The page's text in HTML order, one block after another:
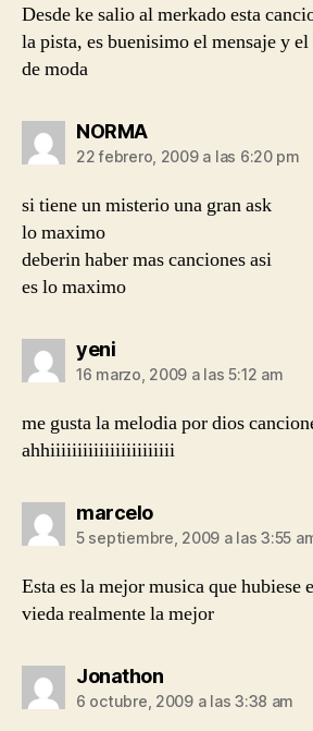
Desde ke salio al merkado esta
la pista, es buenisimo el mensaje y
de moda
NORMAdice:
22 febrero, 2009 a las 6:20 pm
si tiene un misterio una gran ask
lo maximo
deberin haber mas canciones asi
es lo maximo
yenidice:
16 marzo, 2009 a las 5:12 am
me gusta la melodia por dios
ahhiiiiiiiiiiiiiiiiiiiiiii
marcelodice:
5 septiembre, 2009 a las 3:55
Esta es la mejor musica que hubiese
vieda realmente la mejor
Jonathondice:
6 octubre, 2009 a las 3:38 am